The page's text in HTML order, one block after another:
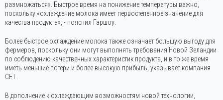
размножаться». Быстрое время на понижение температуры важно,
поскольку «охлаждение молока имеет первостепенное значение для
качества продукта», - пояснил Гаршоу.
Более быстрое охлаждение молока также означает большую выгоду для
фермеров, поскольку они могут выполнять требования Новой Зеландии
по соблюдению качественных характеристик продукта, и в то же время
иметь меньшие потери и более высокую прибыль, указывает компания
CET.
В дополнение к охлаждающим возможностям новой технологии,